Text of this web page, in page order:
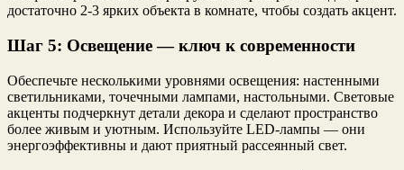
достаточно 2-3 ярких объекта в комнате, чтобы создать акцент.
Шаг 5: Освещение — ключ к современности
Обеспечьте несколькими уровнями освещения: настенными
светильниками, точечными лампами, настольными. Световые
акценты подчеркнут детали декора и сделают пространство
более живым и уютным. Используйте LED-лампы — они
энергоэффективны и дают приятный рассеянный свет.